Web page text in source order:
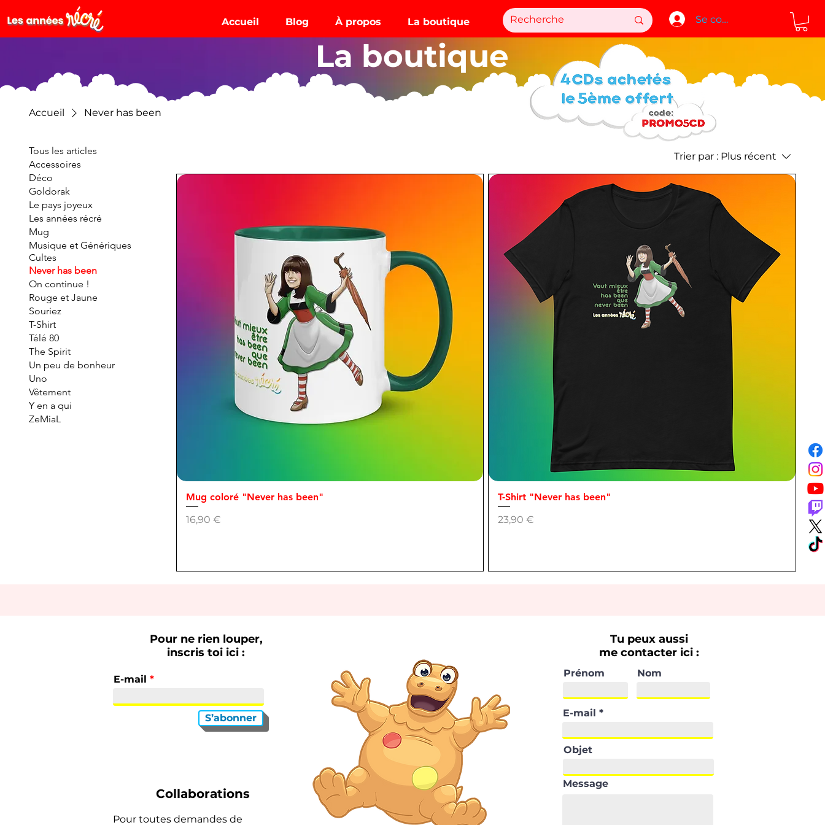
Accueil Blog À propos La boutique Se connecter
La boutique
Accueil Never has been
Tous les articles
Accessoires
Déco
Goldorak
Le pays joyeux
Les années récré
Mug
Musique et Génériques
Cultes
Never has been
On continue !
Rouge et Jaune
Souriez
T-Shirt
Télé 80
The Spirit
Un peu de bonheur
Uno
Vêtement
Y en a qui
ZeMiaL
Trier par : Plus récent
Aperçu rapide
Mug coloré "Never has been"
Prix
16,90 €
T-Shirt "Never has been"
Prix
23,90 €
Pour ne rien louper,
inscris toi ici :
E-mail
S’abonner
Collaborations
Pour toutes demandes de
Tu peux aussi
me contacter ici :
Prénom Nom
E-mail
Objet
Message